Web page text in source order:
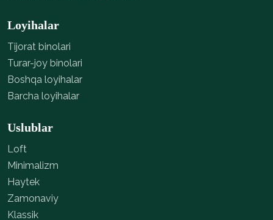
Loyihalar
Tijorat binolari
Turar-joy binolari
Boshqa loyihalar
Barcha loyihalar
Uslublar
Loft
Minimalizm
Haytek
Zamonaviy
Klassik